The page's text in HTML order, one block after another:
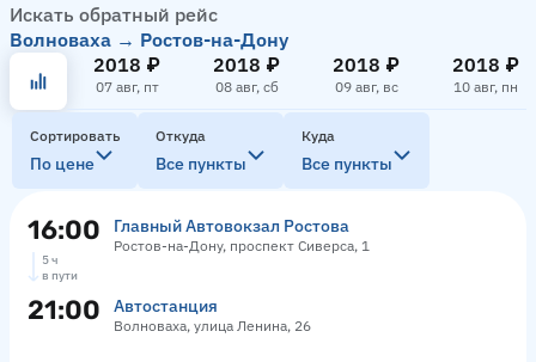
Искать обратный рейс
Волноваха → Ростов-на-Дону
2018 ₽
07 авг, пт
2018 ₽
08 авг, сб
2018 ₽
09 авг, вс
2018 ₽
10 авг, пн
Сортировать
По цене
Откуда
Все пункты
Куда
Все пункты
16:00 Главный Автовокзал Ростова
Ростов-на-Дону, проспект Сиверса, 1
5 ч
в пути
21:00 Автостанция
Волноваха, улица Ленина, 26